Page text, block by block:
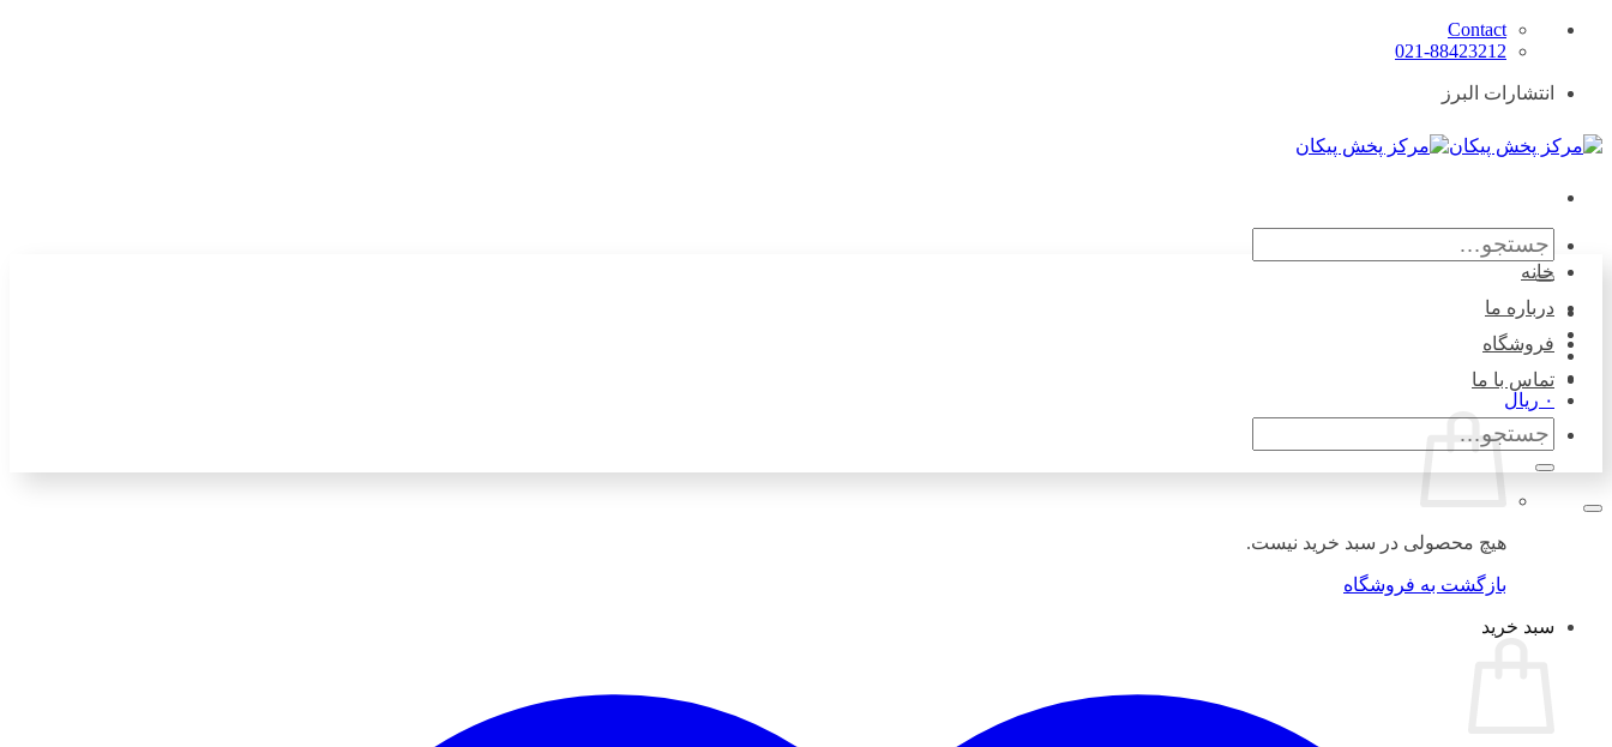
Skip
Contact
021-88423212
انتشارات البرز
جستجو
برای:
۰ ریال
هیچ محصولی در سبد خرید نیست.
بازگشت به فروشگاه
سبد خرید
خانه
درباره ما
فروشگاه
تماس با ما
جستجو
برای: